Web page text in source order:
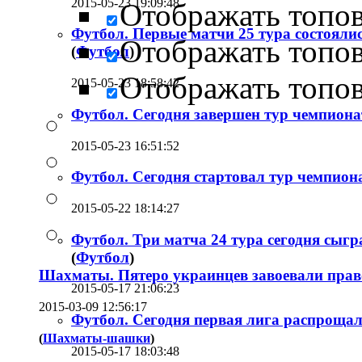
Футбол. Первые матчи 25 тура
(Футбол)
2015-05-23 18:58:42
Футбол. Сегодня завершен тур
2015-05-23 16:51:52
Футбол. Сегодня стартовал тур
2015-05-22 18:14:27
Футбол. Три матча 24 тура сегодня
(Футбол)
2015-05-17 21:06:23
Футбол. Сегодня первая лига
2015-05-17 18:03:48
Отображать
Отображать
Отображать
Шахматы. Пятеро украинцев завоевали
2015-03-09 12:56:17
(Шахматы-шашки)